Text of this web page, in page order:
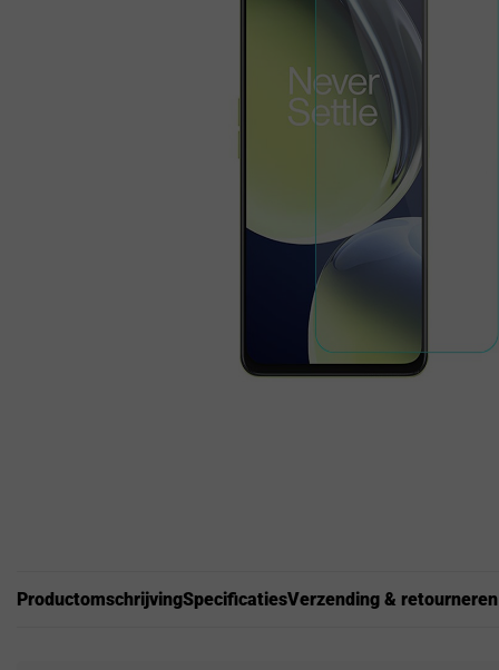
ProductomschrijvingSpecificatiesVerzending & retourneren